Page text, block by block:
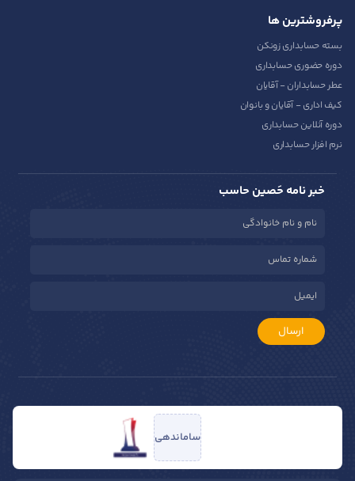
پرفروشترین ها
بسته حسابداری زونکن
دوره حضوری حسابداری
عطر حسابداران - آقایان
کیف اداری - آقایان و بانوان
دوره آنلاین حسابداری
نرم افزار حسابداری
خبر نامه حَصین حاسب
ارسال
ساماندهی